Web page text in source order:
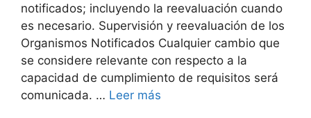
notificados; incluyendo la reevaluación cuando
es necesario. Supervisión y reevaluación de los
Organismos Notificados Cualquier cambio que
se considere relevante con respecto a la
capacidad de cumplimiento de requisitos será
comunicada. … Leer más